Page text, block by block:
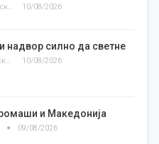
Владимир Крстевски 10/08/2026
надвор силно да светне
Златко Теодосиевски 10/08/2026
и Македонија
09/08/2026